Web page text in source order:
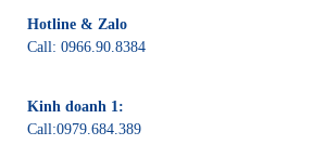
Hotline & Zalo
Call: 0966.90.8384
Kinh doanh 1:
Call:0979.684.389